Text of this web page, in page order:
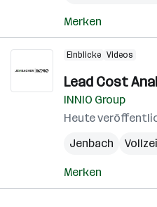
Merken
Einblicke Videos
Lead Cost
INNIO Group
Heute
Jenbach
Merken